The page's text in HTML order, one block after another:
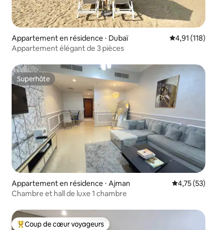
Appartement en résidence ⋅ Dubaï Évaluation
4,91 (118)
Appartement élégant de 3 pièces
Superhôte
Superhôte
Appartement en résidence ⋅ Ajman Évaluation
4,75 (53)
Chambre et hall de luxe 1 chambre
Coup de cœur voyageurs